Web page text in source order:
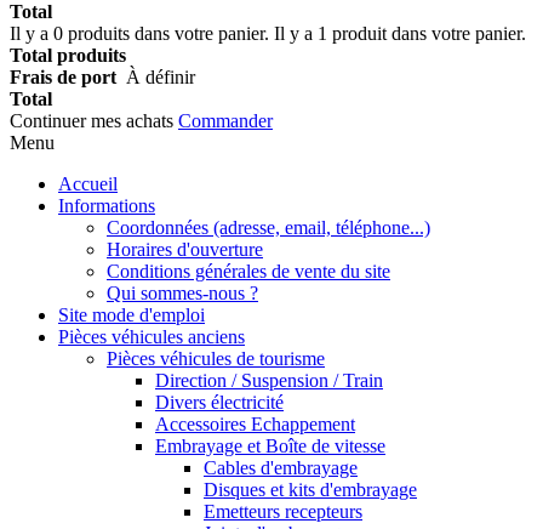
Total
Il y a 0 produits dans votre panier. Il y a 1 produit dans votre panier.
Total produits
Frais de port À définir
Total
Continuer mes achats Commander
Menu
Accueil
Informations
Coordonnées (adresse, email, téléphone...)
Horaires d'ouverture
Conditions générales de vente du site
Qui sommes-nous ?
Site mode d'emploi
Pièces véhicules anciens
Pièces véhicules de tourisme
Direction / Suspension / Train
Divers électricité
Accessoires Echappement
Embrayage et Boîte de vitesse
Cables d'embrayage
Disques et kits d'embrayage
Emetteurs recepteurs